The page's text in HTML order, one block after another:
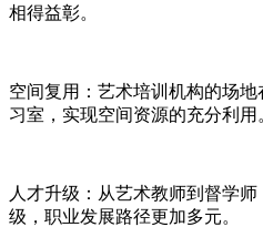
相得益彰。
空间复用：艺术培训机构的场
习室，实现空间资源的充分利用
人才升级：从艺术教师到督学
级，职业发展路径更加多元。